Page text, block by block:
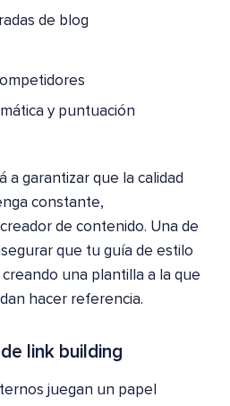
de blog
y puntuación
a garantizar que la calidad
constante,
de contenido. Una de
que tu guía de estilo
una plantilla a la que
hacer referencia.
link building
juegan un papel